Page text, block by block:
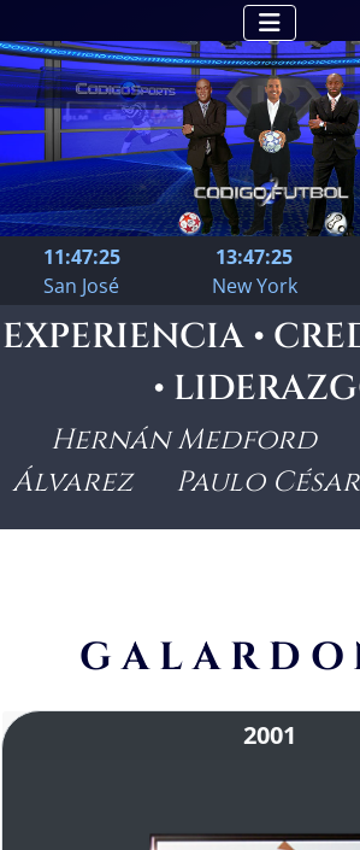
11:47:26
San José
13:47:26
New York
EXPERIENCIA •
•
Hernán Medford
Álvarez Paulo César
2001